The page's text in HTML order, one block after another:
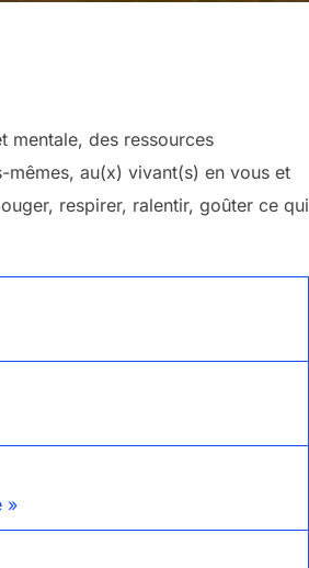
mentale, des ressources
mêmes, au(x) vivant(s) en vous et
respirer, ralentir, goûter ce qui
»